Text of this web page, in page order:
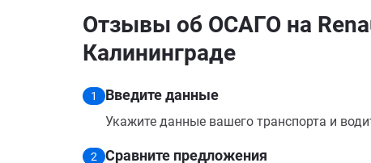
Отзывы об ОСАГО на
Калининграде
1 Введите данные
Укажите данные вашего транспорта и
2 Сравните предложения